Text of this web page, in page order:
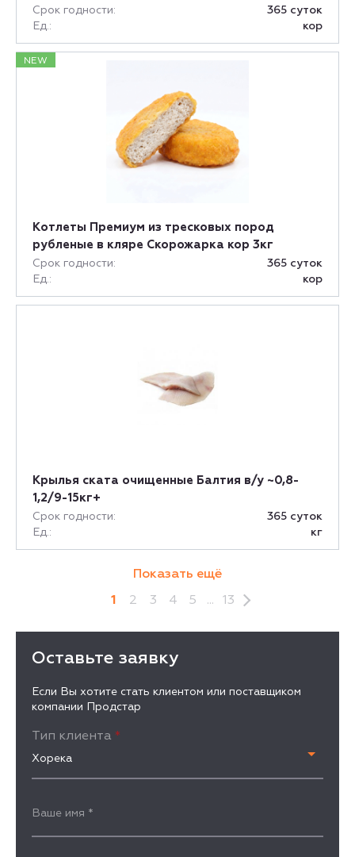
Срок годности:
365 суток
Ед.:
кор
NEW
Котлеты Премиум из тресковых пород
рубленые в кляре Скорожарка кор 3кг
Срок годности:
365 суток
Ед.:
кор
Крылья ската очищенные Балтия в/у ~0,8-
1,2/9-15кг+
Срок годности:
365 суток
Ед.:
кг
Показать ещё
1
2 3 4 5 ... 13
Оставьте заявку
Если Вы хотите стать клиентом или поставщиком
компании Продстар
Тип клиента *
Хорека
Ваше имя *